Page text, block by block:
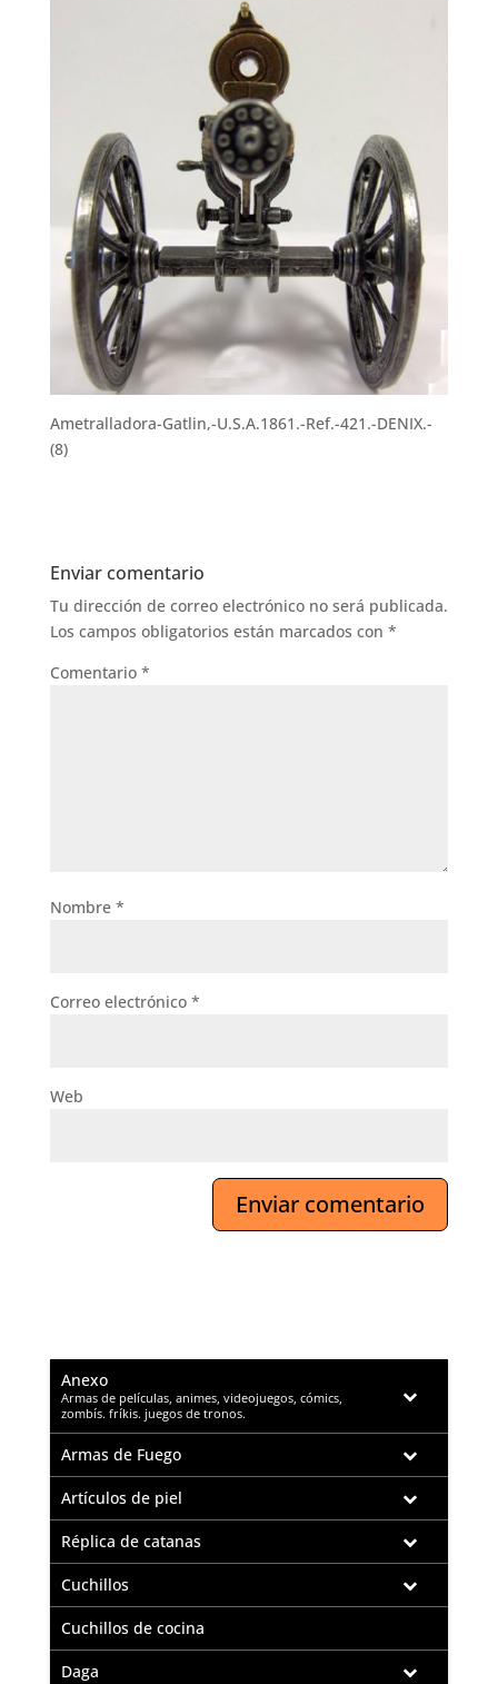
Ametralladora-Gatlin,-U.S.A.1861.-Ref.-421.-DENIX.-
(8)
Enviar comentario
Tu dirección de correo electrónico no será publicada.
Los campos obligatorios están marcados con *
Comentario *
Nombre *
Correo electrónico *
Web
Anexo
–
Armas de películas, animes, videojuegos, cómics,
zombís. fríkis. juegos de tronos.
Armas de Fuego
Artículos de piel
Réplica de catanas
Cuchillos
Cuchillos de cocina
Daga